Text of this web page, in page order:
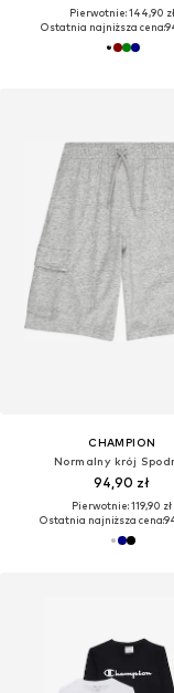
Pierwotnie: 144,90 zł
Ostatnia najniższa cena:
CHAMPION
Normalny krój
94,90 zł
Pierwotnie: 119,90 zł
Ostatnia najniższa cena: